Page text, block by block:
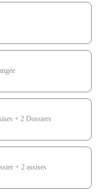
+ 2 Dossiers
+ 2 assises